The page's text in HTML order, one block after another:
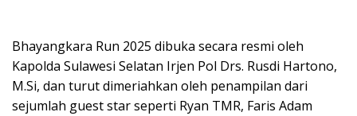
Bhayangkara Run 2025 dibuka secara resmi oleh
Kapolda Sulawesi Selatan Irjen Pol Drs. Rusdi Hartono,
M.Si, dan turut dimeriahkan oleh penampilan dari
sejumlah guest star seperti Ryan TMR, Faris Adam